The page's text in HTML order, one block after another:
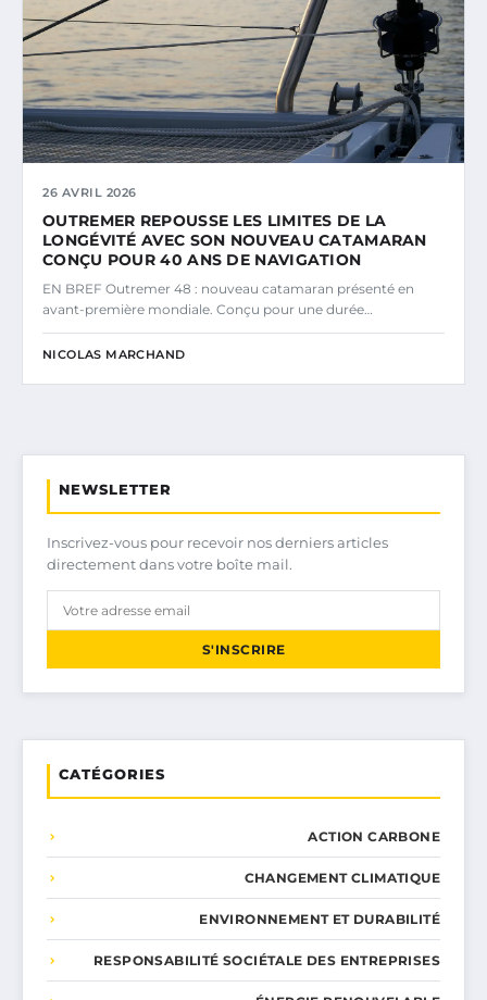
26 AVRIL 2026
OUTREMER REPOUSSE LES LIMITES DE LA
LONGÉVITÉ AVEC SON NOUVEAU CATAMARAN
CONÇU POUR 40 ANS DE NAVIGATION
EN BREF Outremer 48 : nouveau catamaran présenté en
avant-première mondiale. Conçu pour une durée…
NICOLAS MARCHAND
NEWSLETTER
Inscrivez-vous pour recevoir nos derniers articles
directement dans votre boîte mail.
S'INSCRIRE
CATÉGORIES
ACTION CARBONE
CHANGEMENT CLIMATIQUE
ENVIRONNEMENT ET DURABILITÉ
RESPONSABILITÉ SOCIÉTALE DES ENTREPRISES